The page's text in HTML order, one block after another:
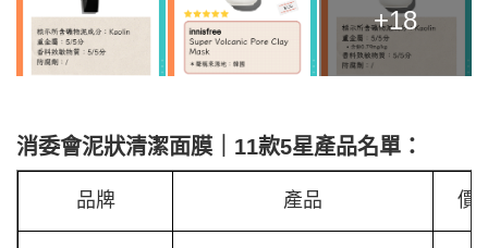
+18
消委會泥狀清潔面膜｜11款5星產品名單：
品牌 產品 價